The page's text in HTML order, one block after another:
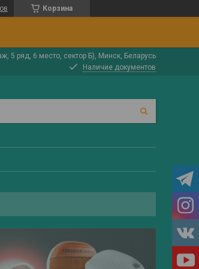
Корзина
5 ряд, 6 место, сектор Б), Минск, Беларусь
Наличие документов